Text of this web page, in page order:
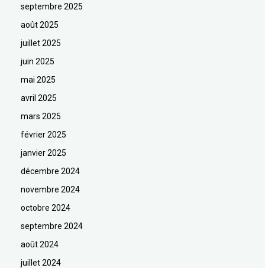
septembre 2025
août 2025
juillet 2025
juin 2025
mai 2025
avril 2025
mars 2025
février 2025
janvier 2025
décembre 2024
novembre 2024
octobre 2024
septembre 2024
août 2024
juillet 2024